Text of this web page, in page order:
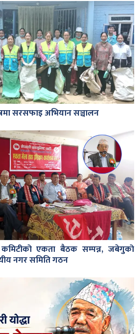
सरसफाइ अभियान सञ्चालन
कमिटीको एकता बैठक सम्पन्न, जबेगुको
नगर समिति गठन